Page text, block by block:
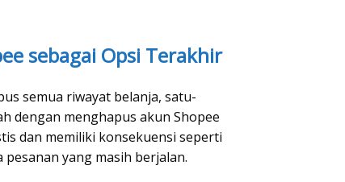
sebagai Opsi Terakhir
semua riwayat belanja, satu-
dengan menghapus akun Shopee
dan memiliki konsekuensi seperti
pesanan yang masih berjalan.